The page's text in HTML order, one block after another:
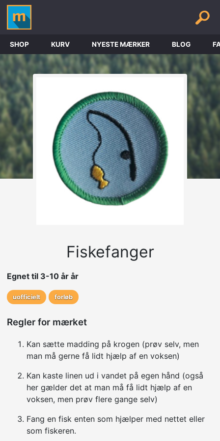
SHOP KURV NYESTE MÆRKER BLOG
Fiskefanger
Egnet til 3-10 år år
uofficielt forløb
Regler for mærket
Kan sætte madding på krogen (prøv selv, men
man må gerne få lidt hjælp af en voksen)
Kan kaste linen ud i vandet på egen hånd (også
her gælder det at man må få lidt hjælp af en
voksen, men prøv flere gange selv)
Fang en fisk enten som hjælper med nettet eller
som fiskeren.